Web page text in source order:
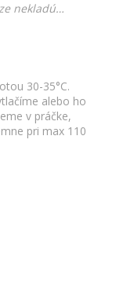
nekladú…
30-35°C.
alebo ho
v práčke,
pri max 110